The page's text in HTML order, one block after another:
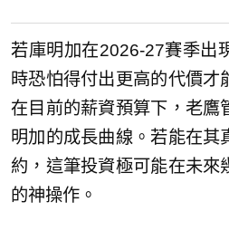
若庫明加在2026-27賽季出
時恐怕得付出更高的代價才
在目前的薪資預算下，老鷹
明加的成長曲線。若能在其
約，這筆投資極可能在未來
的神操作。